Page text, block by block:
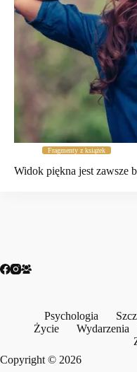
Fragmenty z książek
Widok piękna jest zawsze
Psychologia
Życie
Wydarzenia
Copyright © 2026